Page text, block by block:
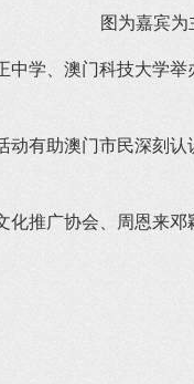
图为嘉宾为
中学、澳门科技大学
动有助澳门市民深刻
化推广协会、周恩来